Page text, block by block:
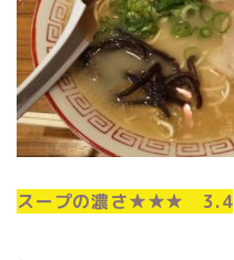
スープの濃さ★★★ 3.4